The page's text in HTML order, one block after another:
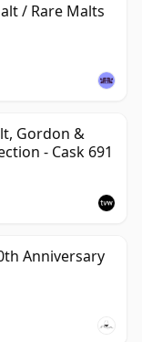
/ Rare Malts
Gordon &
- Cask 691
Anniversary